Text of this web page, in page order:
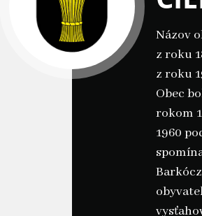
Názov
z roku
z roku
Obec
rokom
1960